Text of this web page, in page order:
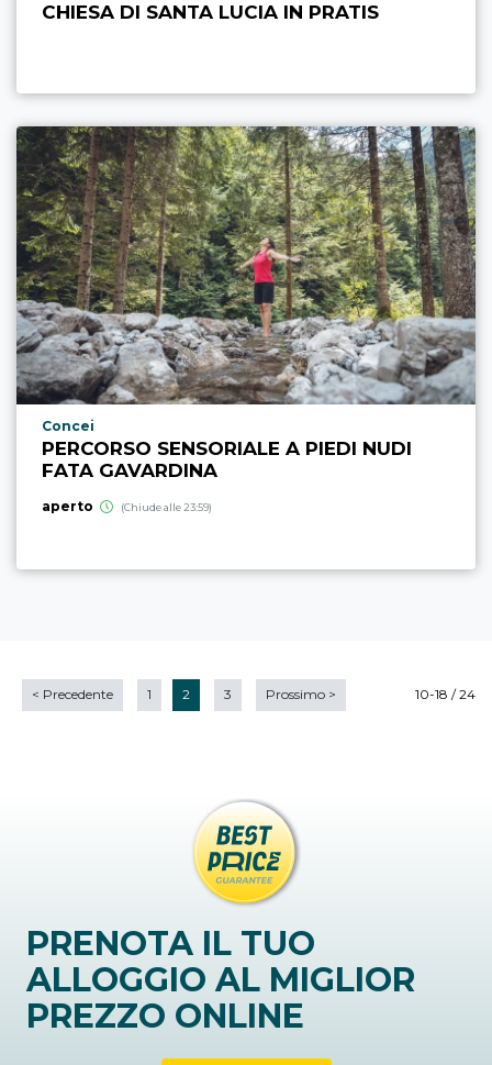
CHIESA DI SANTA LUCIA IN PRATIS
Località punto di interesse
Concei
PERCORSO SENSORIALE A PIEDI NUDI
FATA GAVARDINA
aperto (Chiude alle 23:59)
10-18 / 24
< Precedente 1 2 3 Prossimo >
PRENOTA IL TUO
ALLOGGIO AL MIGLIOR
PREZZO ONLINE